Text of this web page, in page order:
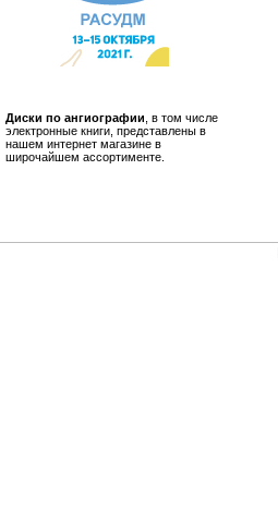
Диски по ангиографии , в том числе
электронные книги, представлены в
нашем интернет магазине в
широчайшем ассортименте.